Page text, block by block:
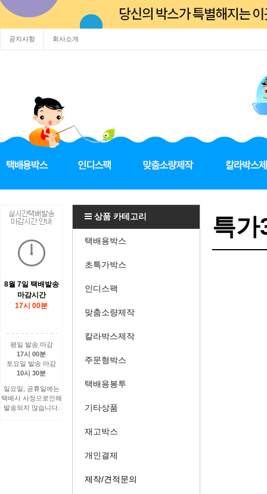
공지사항 회사소개
8월 7일 택배발송
마감시간
17시 00분
평일 발송 마감
17시 00분
토요일 발송 마감
10시 30분
일요일, 공휴일에는
택배사 사정으로인해
발송되지 않습니다.
상품 카테고리
택배용박스
초특가박스
인디스팩
맞춤소량제작
칼라박스제작
주문형박스
택배용봉투
기타상품
재고박스
개인결제
제작/견적문의
특